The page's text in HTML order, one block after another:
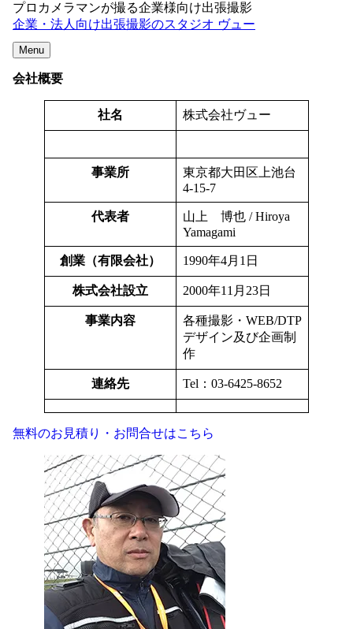
プロカメラマンが撮る企業様向け出張撮影
企業・法人向け出張撮影のスタジオ ヴュー
Menu
会社概要
社名 株式会社ヴュー
事業所
東京都大田区上池台
4-15-7
代表者
山上 博也 / Hiroya
Yamagami
創業（有限会社） 1990年4月1日
株式会社設立 2000年11月23日
事業内容
各種撮影・WEB/DTP
デザイン及び企画制
作
連絡先 Tel：03-6425-8652
無料のお見積り・お問合せはこちら